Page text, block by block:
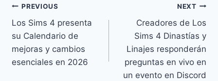
Navegación
de
entradas
PREVIOUS
Los Sims 4 presenta
su Calendario de
mejoras y cambios
esenciales en 2026
NEXT
Creadores de Los
Sims 4 Dinastías y
Linajes responderán
preguntas en vivo en
un evento en Discord